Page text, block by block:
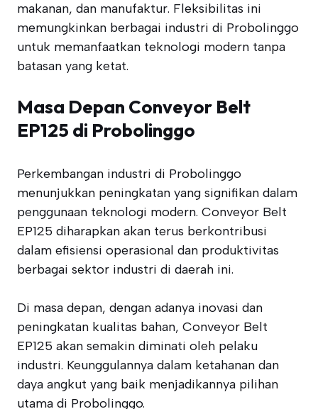
makanan, dan manufaktur. Fleksibilitas ini
memungkinkan berbagai industri di Probolinggo
untuk memanfaatkan teknologi modern tanpa
batasan yang ketat.
Masa Depan Conveyor Belt
EP125 di Probolinggo
Perkembangan industri di Probolinggo
menunjukkan peningkatan yang signifikan dalam
penggunaan teknologi modern. Conveyor Belt
EP125 diharapkan akan terus berkontribusi
dalam efisiensi operasional dan produktivitas
berbagai sektor industri di daerah ini.
Di masa depan, dengan adanya inovasi dan
peningkatan kualitas bahan, Conveyor Belt
EP125 akan semakin diminati oleh pelaku
industri. Keunggulannya dalam ketahanan dan
daya angkut yang baik menjadikannya pilihan
utama di Probolinggo.